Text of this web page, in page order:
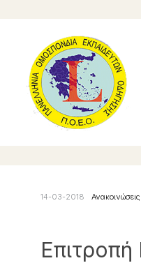
14-03-2018 Ανακοινώσεις